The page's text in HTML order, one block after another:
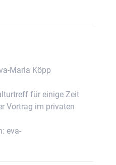
Maria Köpp
für einige Zeit
Vortrag im privaten
eva-